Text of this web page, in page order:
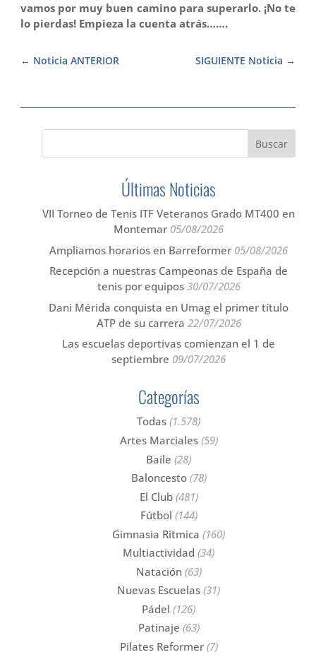
vamos por muy buen camino para superarlo. ¡No te
lo pierdas! Empieza la cuenta atrás…….
SIGUIENTE Noticia
Noticia ANTERIOR
Últimas Noticias
VII Torneo de Tenis ITF Veteranos Grado MT400 en
Montemar 05/08/2026
Ampliamos horarios en Barreformer 05/08/2026
Recepción a nuestras Campeonas de España de
tenis por equipos 30/07/2026
Dani Mérida conquista en Umag el primer título
ATP de su carrera 22/07/2026
Las escuelas deportivas comienzan el 1 de
septiembre 09/07/2026
Categorías
Todas (1.578)
Artes Marciales(59)
Baile (28)
Baloncesto(78)
El Club(481)
Fútbol (144)
Gimnasia Rítmica (160)
Multiactividad (34)
Natación(63)
Nuevas Escuelas (31)
Pádel (126)
Patinaje (63)
Pilates Reformer(7)